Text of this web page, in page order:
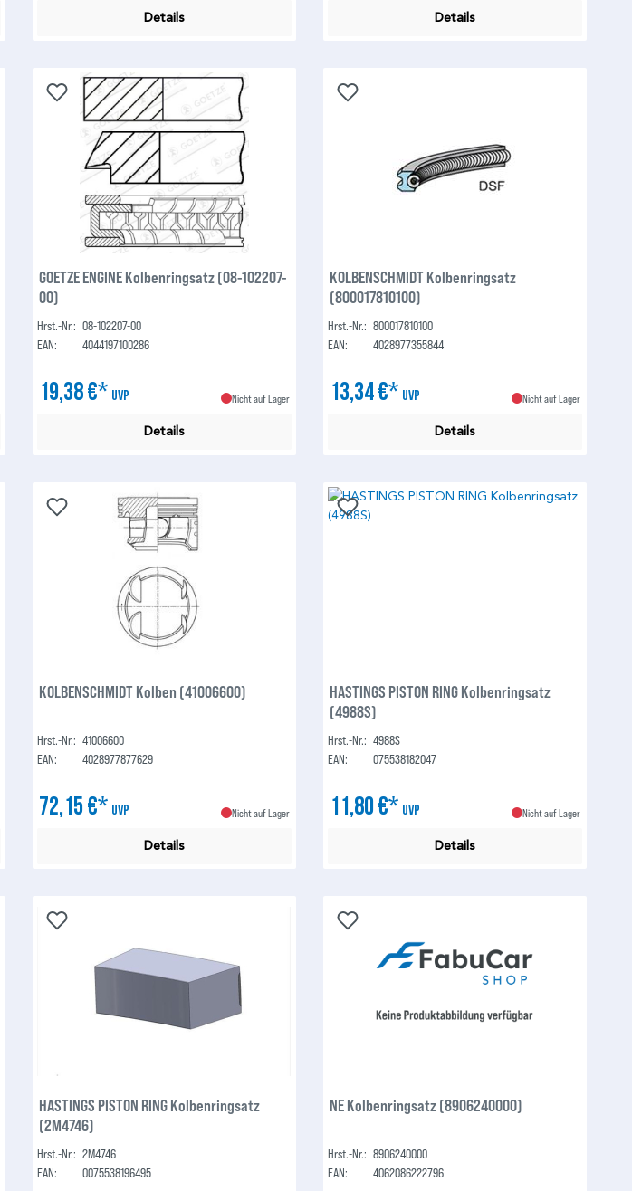
Details Details
GOETZE ENGINE Kolbenringsatz (08-102207-
00)
Hrst.-Nr.: 08-102207-00
EAN:
4044197100286
19,38 €* UVP Nicht auf Lager
Details
KOLBENSCHMIDT Kolbenringsatz
(800017810100)
Hrst.-Nr.: 800017810100
EAN:
4028977355844
13,34 €* UVP Nicht auf Lager
Details
KOLBENSCHMIDT Kolben (41006600)
Hrst.-Nr.: 41006600
EAN:
4028977877629
72,15 €* UVP Nicht auf Lager
Details
HASTINGS PISTON RING Kolbenringsatz
(4988S)
Hrst.-Nr.: 4988S
EAN:
075538182047
11,80 €* UVP Nicht auf Lager
Details
HASTINGS PISTON RING Kolbenringsatz
(2M4746)
Hrst.-Nr.: 2M4746
EAN:
0075538196495
NE Kolbenringsatz (8906240000)
Hrst.-Nr.: 8906240000
EAN:
4062086222796